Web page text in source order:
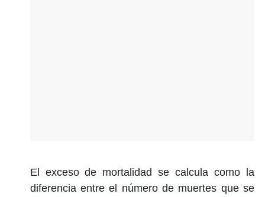
El exceso de mortalidad se calcula como la
diferencia entre el número de muertes que se